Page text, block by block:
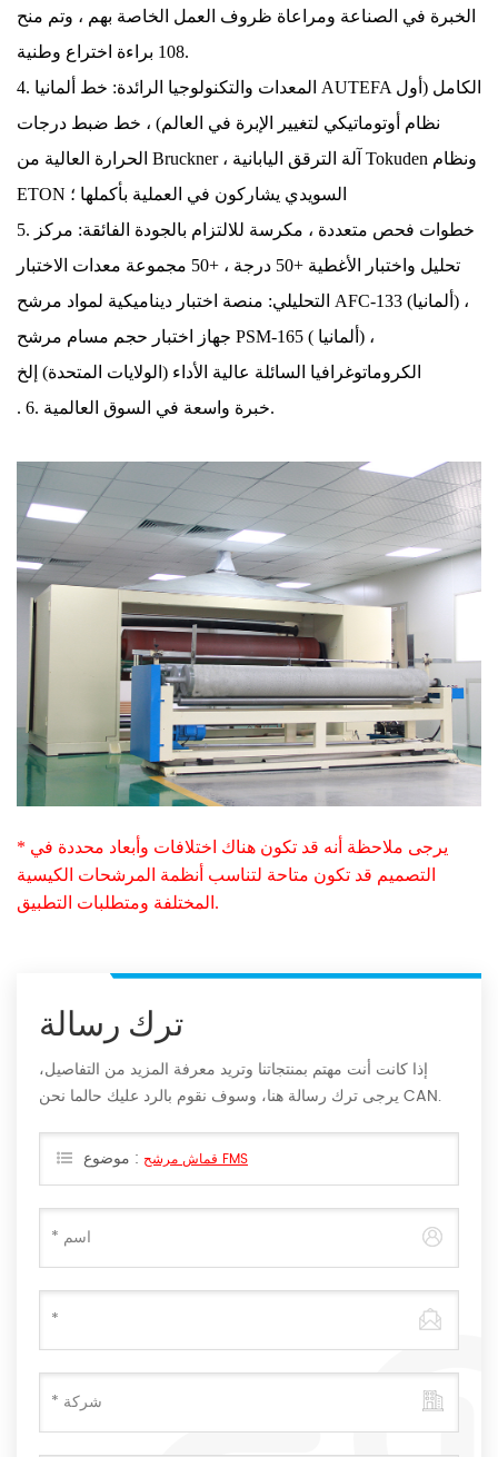
الخبرة في الصناعة ومراعاة ظروف العمل الخاصة بهم ، وتم منح
108 براءة اختراع وطنية.
4. المعدات والتكنولوجيا الرائدة: خط ألمانيا AUTEFA الكامل (أول
نظام أوتوماتيكي لتغيير الإبرة في العالم) ، خط ضبط درجات
الحرارة العالية من Bruckner ، آلة الترقق اليابانية Tokuden ونظام
ETON السويدي يشاركون في العملية بأكملها ؛
5. خطوات فحص متعددة ، مكرسة للالتزام بالجودة الفائقة: مركز
تحليل واختبار الأغطية +50 درجة ، +50 مجموعة معدات الاختبار
التحليلي: منصة اختبار ديناميكية لمواد مرشح AFC-133 (ألمانيا) ،
جهاز اختبار حجم مسام مرشح PSM-165 ( ألمانيا) ،
الكروماتوغرافيا السائلة عالية الأداء (الولايات المتحدة) إلخ
. 6. خبرة واسعة في السوق العالمية.
* يرجى ملاحظة أنه قد تكون هناك اختلافات وأبعاد محددة في
التصميم قد تكون متاحة لتناسب أنظمة المرشحات الكيسية
المختلفة ومتطلبات التطبيق.
ترك رسالة
إذا كانت أنت مهتم بمنتجاتنا وتريد معرفة المزيد من التفاصيل،
يرجى ترك رسالة هنا، وسوف نقوم بالرد عليك حالما نحن CAN.
موضوع : قماش مرشح FMS